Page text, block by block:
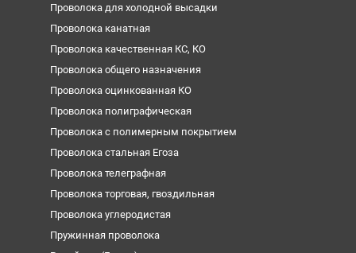
Проволока для холодной высадки
Проволока канатная
Проволока качественная КС, КО
Проволока общего назначения
Проволока оцинкованная КО
Проволока полиграфическая
Проволока с полимерным покрытием
Проволока стальная Егоза
Проволока телеграфная
Проволока торговая, гвоздильная
Проволока углеродистая
Пружинная проволока